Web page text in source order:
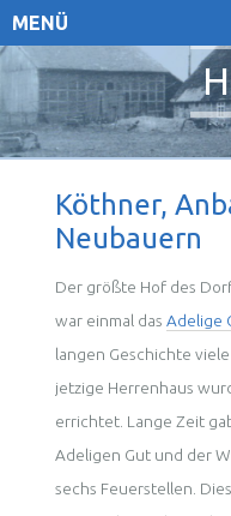
MENÜ
Köthner,
Neubauern
Der größte Hof des
war einmal das Adelige
langen Geschichte
jetzige Herrenhaus
errichtet. Lange Zeit
Adeligen Gut und der
sechs Feuerstellen.